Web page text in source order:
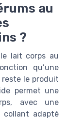
au
?
lait corps au
qu’une
reste le produit
permet une
avec une
adapté